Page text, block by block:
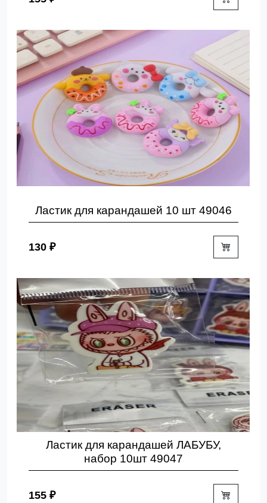
Ластик для карандашей 10 шт 49046
130 ₽
Ластик для карандашей ЛАБУБУ,
набор 10шт 49047
155 ₽